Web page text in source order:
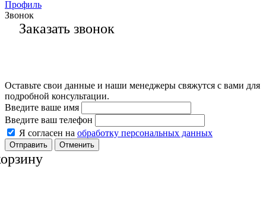
Профиль
Звонок
Заказать звонок
Оставьте свои данные и наши менеджеры свяжутся с вами для
подробной консультации.
Введите ваше имя
Введите ваш телефон
Я согласен на обработку персональных данных
Отменить